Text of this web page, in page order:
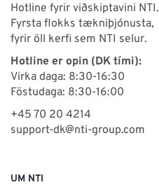
Hotline fyrir viðskiptavini NTI.
Fyrsta flokks tækniþjónusta,
fyrir öll kerfi sem NTI selur.
Hotline er opin (DK tími):
Virka daga: 8:30-16:30
Föstudaga: 8:30-16:00
+45 70 20 4214
support-dk@nti-group.com
UM NTI